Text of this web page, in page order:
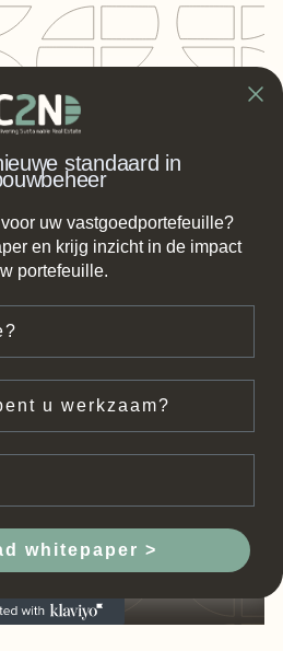
standaard in
uw vastgoedportefeuille?
en krijg inzicht in de impact
portefeuille.
whitepaper >